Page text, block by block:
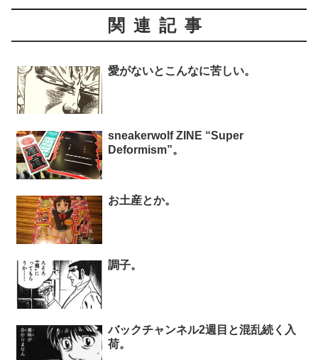
関連記事
愛がないとこんなに苦しい。
sneakerwolf ZINE “Super
Deformism”。
お土産とか。
調子。
バックチャンネル2週目と混乱続く入
荷。